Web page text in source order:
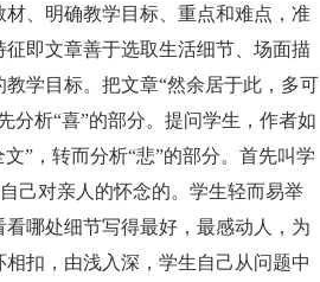
、明确教学目标、重点和难点，准
即文章善于选取生活细节、场面描
学目标。把文章“然余居于此，多可
分析“喜”的部分。提问学生，作者如
”，转而分析“悲”的部分。首先叫学
己对亲人的怀念的。学生轻而易举
哪处细节写得最好，最感动人，为
扣，由浅入深，学生自己从问题中